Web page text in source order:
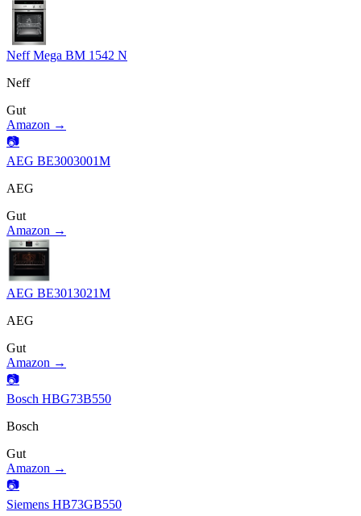
Neff Mega BM 1542 N
Neff
Gut
Amazon →
📷
AEG BE3003001M
AEG
Gut
Amazon →
AEG BE3013021M
AEG
Gut
Amazon →
📷
Bosch HBG73B550
Bosch
Gut
Amazon →
📷
Siemens HB73GB550